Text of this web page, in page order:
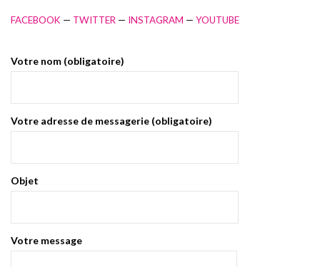
FACEBOOK — TWITTER — INSTAGRAM — YOUTUBE
Votre nom (obligatoire)
Votre adresse de messagerie (obligatoire)
Objet
Votre message